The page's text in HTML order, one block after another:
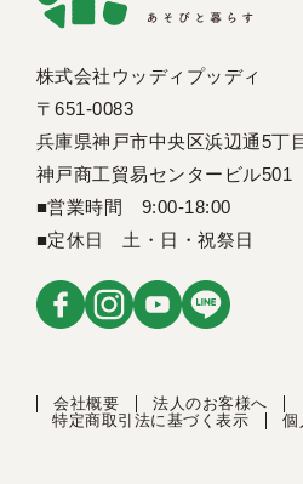
株式会社ウッディプッディ
〒651-0083
兵庫県神戸市中央区浜辺通5丁
神戸商工貿易センタービル501
■営業時間 9:00-18:00
■定休日 土・日・祝祭日
会社概要
法人のお客様へ
特定商取引法に基づく表示
個